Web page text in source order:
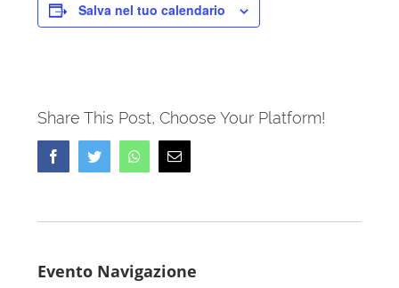
Salva nel tuo calendario
Share This Post, Choose Your Platform!
FacebookTwitter WhatsappEmail
Evento Navigazione